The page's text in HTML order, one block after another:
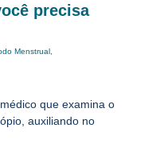
precisa
Menstrual
que examina o
auxiliando no